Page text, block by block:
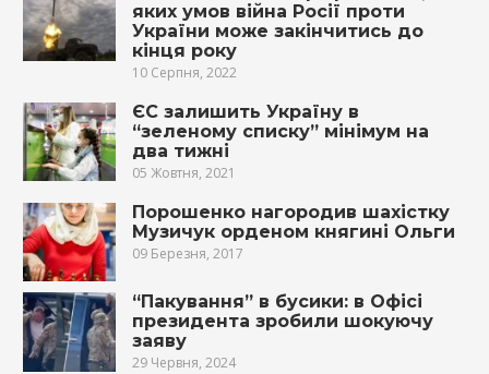
яких умов війна Росії проти
України може закінчитись до
кінця року
10 Серпня, 2022
ЄС залишить Україну в
“зеленому списку” мінімум на
два тижні
05 Жовтня, 2021
Порошенко нагородив шахістку
Музичук орденом княгині Ольги
09 Березня, 2017
“Пакування” в бусики: в Офісі
президента зробили шокуючу
заяву
29 Червня, 2024